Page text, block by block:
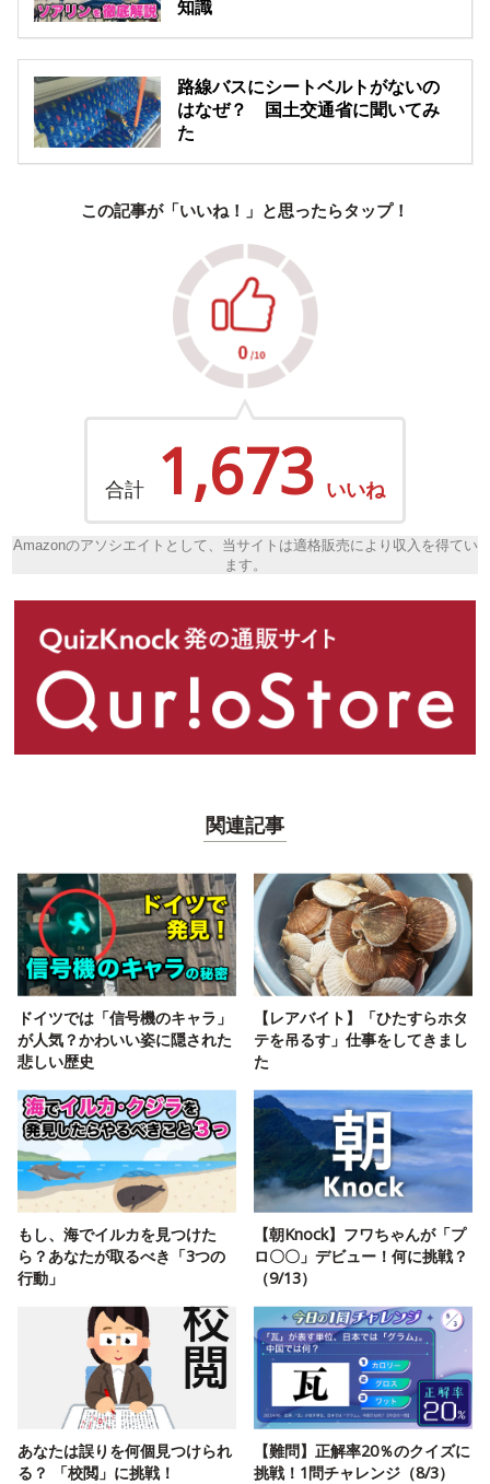
知識
路線バスにシートベルトがないの
はなぜ？ 国土交通省に聞いてみ
た
この記事が「いいね！」と思ったらタップ！
合計 1,673 いいね
Amazonのアソシエイトとして、当サイトは適格販売により収入を得てい
ます。
関連記事
ドイツでは「信号機のキャラ」
が人気？かわいい姿に隠された
悲しい歴史
【レアバイト】「ひたすらホタ
テを吊るす」仕事をしてきまし
た
もし、海でイルカを見つけた
ら？あなたが取るべき「3つの
行動」
【朝Knock】フワちゃんが「プ
ロ〇〇」デビュー！何に挑戦？
（9/13）
あなたは誤りを何個見つけられ
る？ 「校閲」に挑戦！
【難問】正解率20％のクイズに
挑戦！1問チャレンジ（8/3）